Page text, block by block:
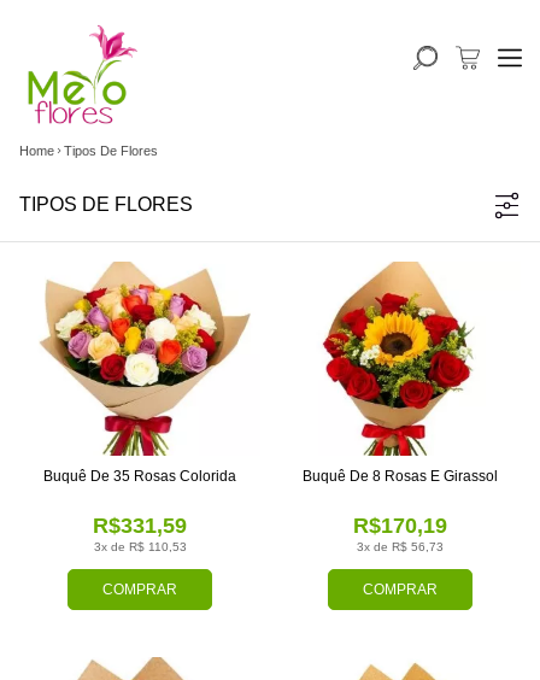
Home Tipos De Flores
TIPOS DE FLORES
COMPRAR
3x de R$ 110,53
R$331,59
Buquê De 35 Rosas Colorida
COMPRAR
3x de R$ 56,73
R$170,19
Buquê De 8 Rosas E Girassol